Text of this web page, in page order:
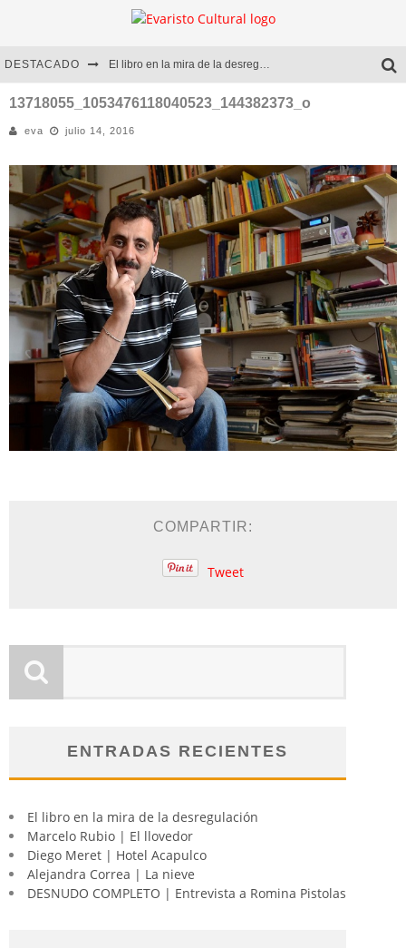
DESTACADO El libro en la mira de la desregulación
Marcelo Rubio | El llovedor
Diego Meret | Hotel Acapulco
Alejandra Correa | La nieve
13718055_1053476118040523_144382373_o
eva julio 14, 2016
COMPARTIR:
Tweet
ENTRADAS RECIENTES
El libro en la mira de la desregulación
Marcelo Rubio | El llovedor
Diego Meret | Hotel Acapulco
Alejandra Correa | La nieve
DESNUDO COMPLETO | Entrevista a Romina Pistolas